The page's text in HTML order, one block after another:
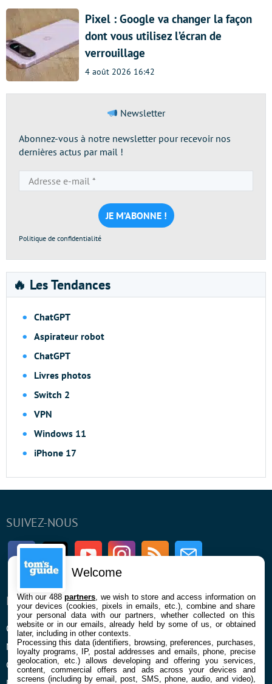
Pixel : Google va changer la façon
dont vous utilisez l’écran de
verrouillage
4 août 2026 16:42
Newsletter
Abonnez-vous à notre newsletter pour recevoir nos
dernières actus par mail !
e-
mail
*
Politique de confidentialité
🔥 Les Tendances
ChatGPT
Aspirateur robot
ChatGPT
Livres photos
Switch 2
VPN
Windows 11
iPhone 17
SUIVEZ-NOUS
FacebookTwitter Youtube InstagramRSS Newsletter
ENTREPRISE
Qui sommes nous
Mentions légales et CGU
Confidentialité et Cookies
À PROPOS
La rédaction
Contact
Welcome
With our 488partners , we wish to store and access information on
your devices (cookies, pixels in emails, etc.), combine and share
your personal data with our partners, whether collected on this
website or in our emails, already held by some of us, or obtained
later, including in other contexts.
Processing this data (identifiers, browsing, preferences, purchases,
loyalty programs, IP, postal addresses and emails, phone, precise
geolocation, etc.) allows developing and offering you services,
content, commercial offers and ads across your devices and
screens (including by email, post, SMS, phone, audio, and video),